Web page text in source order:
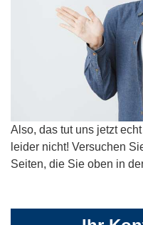
Also, das tut uns jetzt
leider nicht! Versuchen
Seiten, die Sie oben in